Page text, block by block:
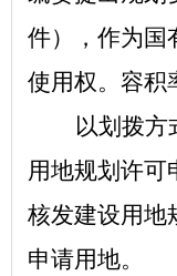
件），作为国
使用权。容积
以划拨
用地规划许可
核发建设用地
申请用地。